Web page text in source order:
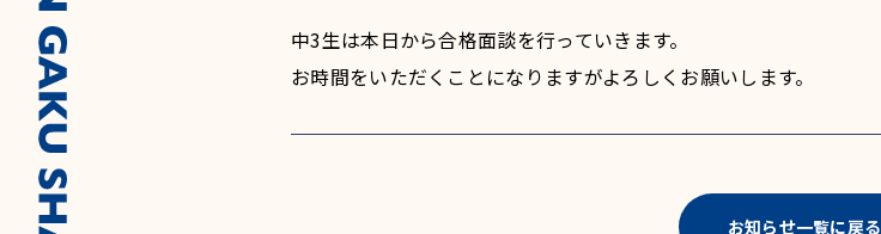
中3生は本日から合格面談を行っていきます。
お時間をいただくことになりますがよろしくお願いします。
お知らせ一覧に戻る